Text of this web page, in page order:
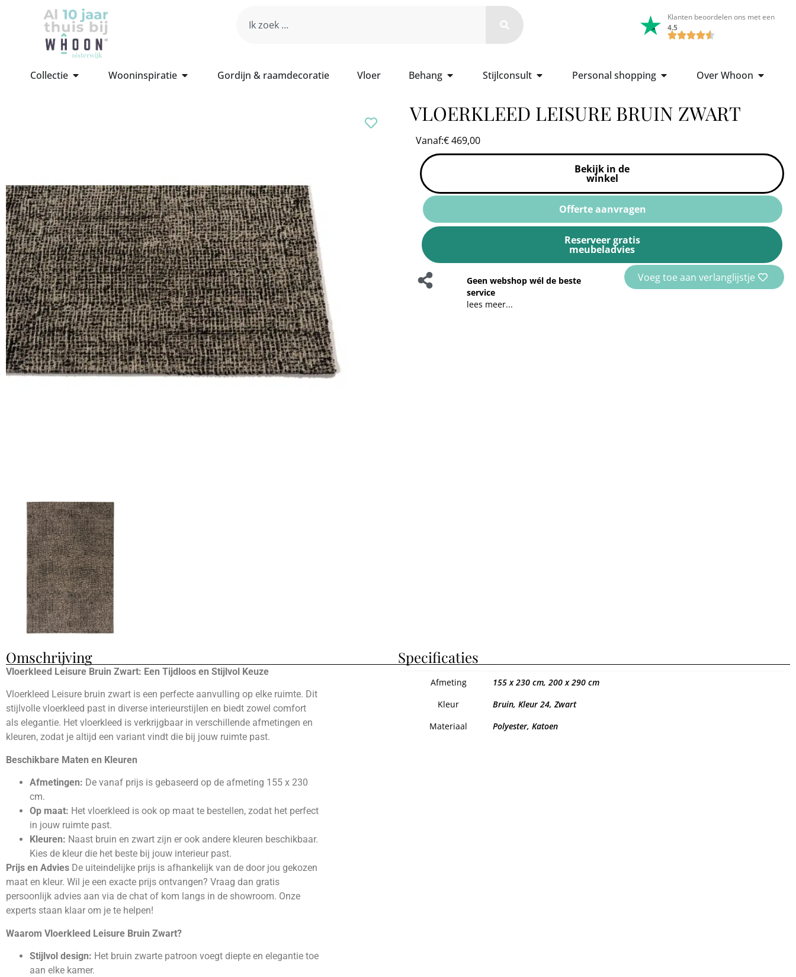
Klanten beoordelen ons met een
4.5
Collectie Wooninspiratie Gordijn & raamdecoratie Vloer Behang Stijlconsult Personal shopping Over Whoon
VLOERKLEED LEISURE BRUIN ZWART
Vanaf:€469,00
Bekijk in de
winkel
Offerte aanvragen
Reserveer gratis
meubeladvies
Geen webshop wél de beste
service
lees meer...
Voeg toe aan verlanglijstje
Omschrijving
Vloerkleed Leisure Bruin Zwart: Een Tijdloos en Stijlvol Keuze
Vloerkleed Leisure bruin zwart is een perfecte aanvulling op elke ruimte. Dit
stijlvolle vloerkleed past in diverse interieurstijlen en biedt zowel comfort
als elegantie. Het vloerkleed is verkrijgbaar in verschillende afmetingen en
kleuren, zodat je altijd een variant vindt die bij jouw ruimte past.
Beschikbare Maten en Kleuren
Afmetingen: De vanaf prijs is gebaseerd op de afmeting 155 x 230
cm.
Op maat: Het vloerkleed is ook op maat te bestellen, zodat het perfect
in jouw ruimte past.
Kleuren: Naast bruin en zwart zijn er ook andere kleuren beschikbaar.
Kies de kleur die het beste bij jouw interieur past.
Prijs en Advies De uiteindelijke prijs is afhankelijk van de door jou gekozen
maat en kleur. Wil je een exacte prijs ontvangen? Vraag dan gratis
persoonlijk advies aan via de chat of kom langs in de showroom. Onze
experts staan klaar om je te helpen!
Waarom Vloerkleed Leisure Bruin Zwart?
Stijlvol design: Het bruin zwarte patroon voegt diepte en elegantie toe
aan elke kamer.
Specificaties
Afmeting
155 x 230 cm, 200 x 290 cm
Kleur
Bruin, Kleur 24, Zwart
Materiaal
Polyester, Katoen